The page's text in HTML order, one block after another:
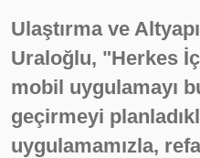
Ulaştırma ve
Uraloğlu, "Herkes
mobil uygulamayı
geçirmeyi
uygulamamızla,